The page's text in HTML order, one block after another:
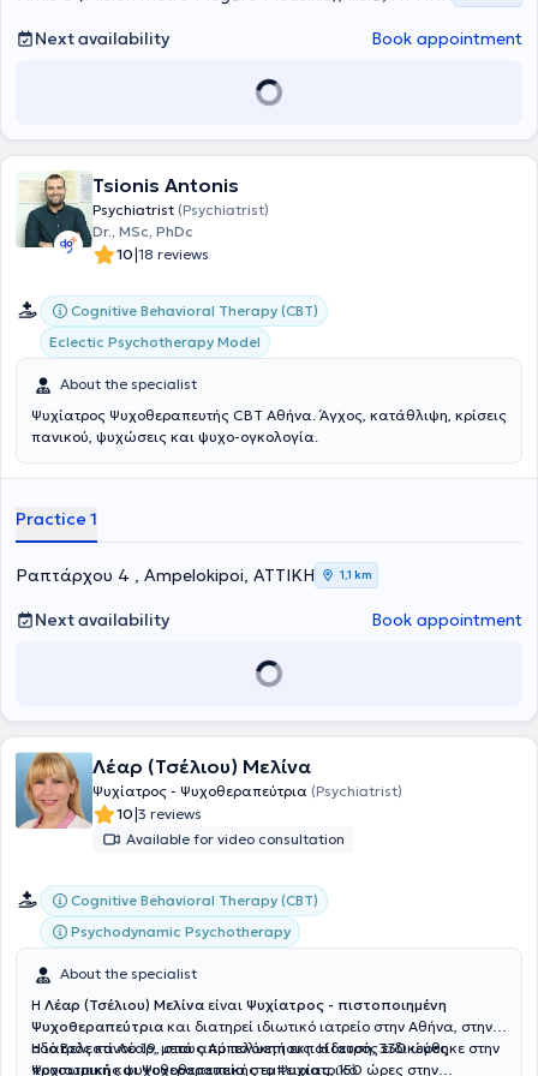
Next availability Book appointment
Tsionis Antonis
Psychiatrist (Psychiatrist)
Dr., MSc, PhDc
10|18 reviews
Cognitive Behavioral Therapy (CBT)
Eclectic Psychotherapy Model
About the specialist
Ψυχίατρος Ψυχοθεραπευτής CBT Αθήνα. Άγχος, κατάθλιψη, κρίσεις
πανικού, ψυχώσεις και ψυχο-ογκολογία.
Practice 1
Ραπτάρχου 4 , Ampelokipoi, ΑΤΤΙΚΗ 1,1 km
Next availability Book appointment
Λέαρ (Τσέλιου) Μελίνα
Ψυχίατρος - Ψυχοθεραπεύτρια (Psychiatrist)
10|3 reviews
Available for video consultation
Cognitive Behavioral Therapy (CBT)
Psychodynamic Psychotherapy
About the specialist
Η Λέαρ (Τσέλιου) Μελίνα είναι Ψυχίατρος - πιστοποιημένη
Ψυχοθεραπεύτρια και διατηρεί ιδιωτικό ιατρείο στην Αθήνα, στην
οδό Βελεστίνου 19, στους Αμπελόκηπους. Η ιατρός ειδικεύθηκε στην
Ψυχιατρική και Ψυχοθεραπεία στο Ψυχιατρικό
Η ιατρός κα Λέαρ, μετά από πολυετή εκπαίδευση, 330 ώρες
προσωπικής ψυχοθεραπευτικής εμπειρίας, 150 ώρες στην